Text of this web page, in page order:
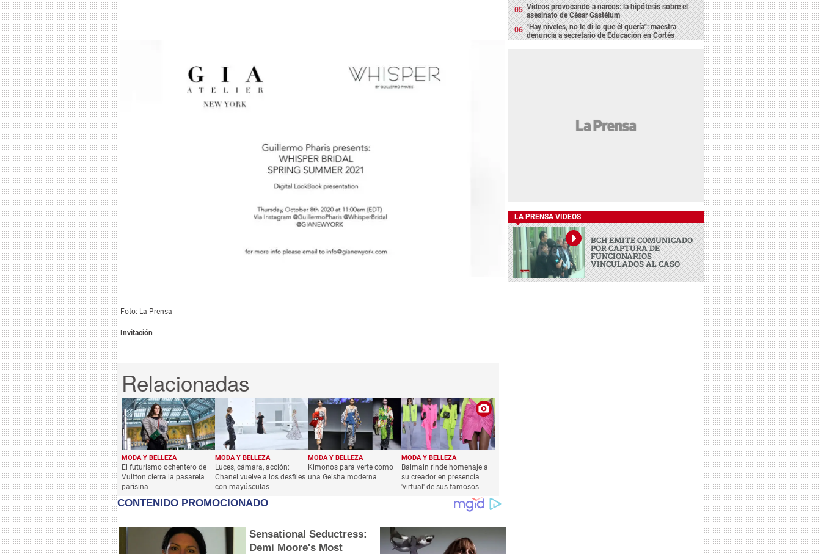
Foto: La Prensa
Invitación
MODA Y BELLEZA
El futurismo ochentero de
Vuitton cierra la pasarela
parisina
MODA Y BELLEZA
Luces, cámara, acción:
Chanel vuelve a los desfiles
con mayúsculas
MODA Y BELLEZA
Kimonos para verte como
una Geisha moderna
MODA Y BELLEZA
Balmain rinde homenaje a
su creador en presencia
'virtual' de sus famosos
CONTENIDO PROMOCIONADO
Sensational Seductress:
Demi Moore's Most
Videos provocando a narcos: la hipótesis sobre el
asesinato de César Gastélum
"Hay niveles, no le di lo que él quería": maestra
denuncia a secretario de Educación en Cortés
LA PRENSA VIDEOS
BCH EMITE COMUNICADO
POR CAPTURA DE
FUNCIONARIOS
VINCULADOS AL CASO